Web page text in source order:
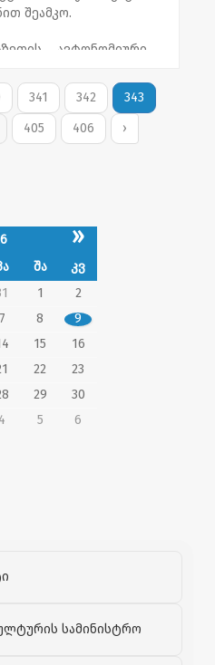
»
შა
კვ
1
2
7 8
9
15
16
22
23
29
30
4 5 6
სამინისტრო
შეამკო.
ავტონომიური
ვახტანგ
თავმჯდომარე
აფხაზეთის მთავრობის
საბჭოს დეპუტატები
341 342
343
405 406 ›